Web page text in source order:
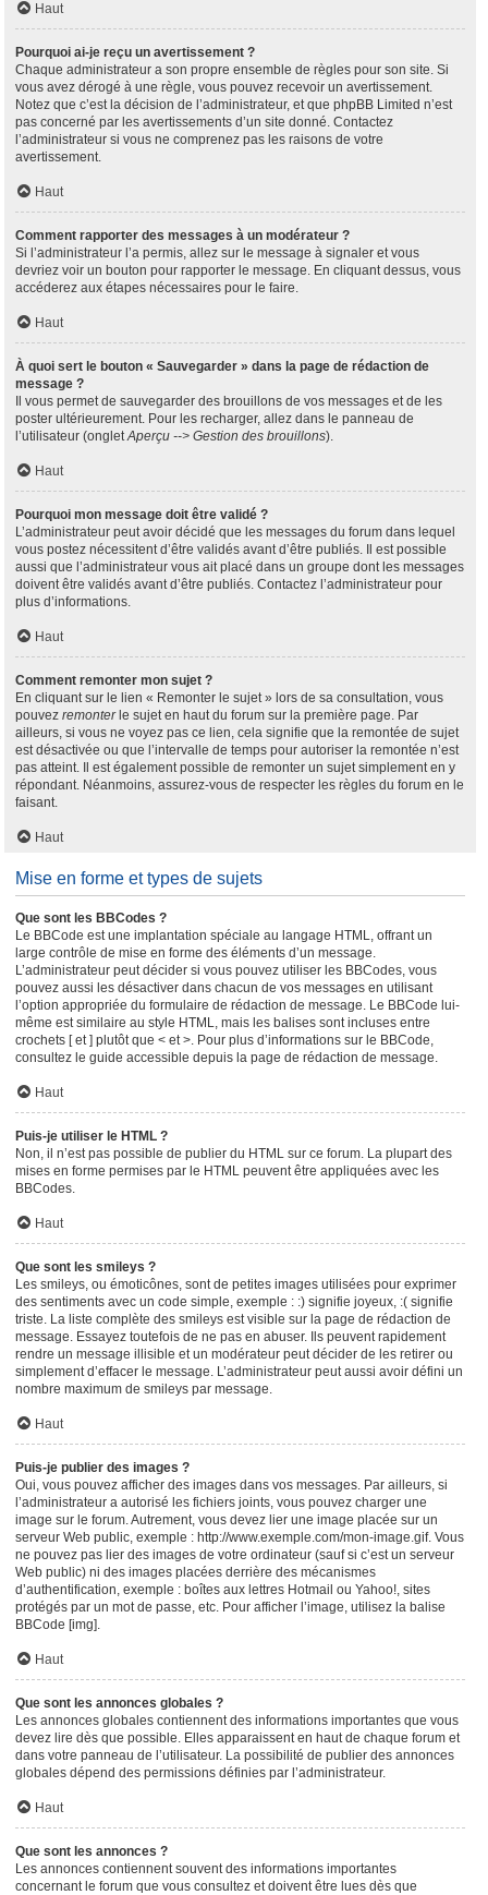
Haut
Pourquoi ai-je reçu un avertissement ?
Chaque administrateur a son propre ensemble de règles pour son site. Si
vous avez dérogé à une règle, vous pouvez recevoir un avertissement.
Notez que c’est la décision de l’administrateur, et que phpBB Limited n’est
pas concerné par les avertissements d’un site donné. Contactez
l’administrateur si vous ne comprenez pas les raisons de votre
avertissement.
Haut
Comment rapporter des messages à un modérateur ?
Si l’administrateur l’a permis, allez sur le message à signaler et vous
devriez voir un bouton pour rapporter le message. En cliquant dessus, vous
accéderez aux étapes nécessaires pour le faire.
Haut
À quoi sert le bouton « Sauvegarder » dans la page de rédaction de
message ?
Il vous permet de sauvegarder des brouillons de vos messages et de les
poster ultérieurement. Pour les recharger, allez dans le panneau de
l’utilisateur (ongletAperçu --> Gestion des brouillons).
Haut
Pourquoi mon message doit être validé ?
L’administrateur peut avoir décidé que les messages du forum dans lequel
vous postez nécessitent d’être validés avant d’être publiés. Il est possible
aussi que l’administrateur vous ait placé dans un groupe dont les messages
doivent être validés avant d’être publiés. Contactez l’administrateur pour
plus d’informations.
Haut
Comment remonter mon sujet ?
En cliquant sur le lien « Remonter le sujet » lors de sa consultation, vous
pouvez remonterle sujet en haut du forum sur la première page. Par
ailleurs, si vous ne voyez pas ce lien, cela signifie que la remontée de sujet
est désactivée ou que l’intervalle de temps pour autoriser la remontée n’est
pas atteint. Il est également possible de remonter un sujet simplement en y
répondant. Néanmoins, assurez-vous de respecter les règles du forum en le
faisant.
Haut
Mise en forme et types de sujets
Que sont les BBCodes ?
Le BBCode est une implantation spéciale au langage HTML, offrant un
large contrôle de mise en forme des éléments d’un message.
L’administrateur peut décider si vous pouvez utiliser les BBCodes, vous
pouvez aussi les désactiver dans chacun de vos messages en utilisant
l’option appropriée du formulaire de rédaction de message. Le BBCode lui-
même est similaire au style HTML, mais les balises sont incluses entre
crochets [ et ] plutôt que < et >. Pour plus d’informations sur le BBCode,
consultez le guide accessible depuis la page de rédaction de message.
Haut
Puis-je utiliser le HTML ?
Non, il n’est pas possible de publier du HTML sur ce forum. La plupart des
mises en forme permises par le HTML peuvent être appliquées avec les
BBCodes.
Haut
Que sont les smileys ?
Les smileys, ou émoticônes, sont de petites images utilisées pour exprimer
des sentiments avec un code simple, exemple : :) signifie joyeux, :( signifie
triste. La liste complète des smileys est visible sur la page de rédaction de
message. Essayez toutefois de ne pas en abuser. Ils peuvent rapidement
rendre un message illisible et un modérateur peut décider de les retirer ou
simplement d’effacer le message. L’administrateur peut aussi avoir défini un
nombre maximum de smileys par message.
Haut
Puis-je publier des images ?
Oui, vous pouvez afficher des images dans vos messages. Par ailleurs, si
l’administrateur a autorisé les fichiers joints, vous pouvez charger une
image sur le forum. Autrement, vous devez lier une image placée sur un
serveur Web public, exemple : http://www.exemple.com/mon-image.gif. Vous
ne pouvez pas lier des images de votre ordinateur (sauf si c’est un serveur
Web public) ni des images placées derrière des mécanismes
d’authentification, exemple : boîtes aux lettres Hotmail ou Yahoo!, sites
protégés par un mot de passe, etc. Pour afficher l’image, utilisez la balise
BBCode [img].
Haut
Que sont les annonces globales ?
Les annonces globales contiennent des informations importantes que vous
devez lire dès que possible. Elles apparaissent en haut de chaque forum et
dans votre panneau de l’utilisateur. La possibilité de publier des annonces
globales dépend des permissions définies par l’administrateur.
Haut
Que sont les annonces ?
Les annonces contiennent souvent des informations importantes
concernant le forum que vous consultez et doivent être lues dès que